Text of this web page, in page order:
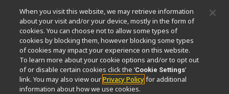
Kamera-Adaption (C-
Mount)
Okulare
When you visit this website, we may retrieve information
about your visit and/or your device, mostly in the form of
cookies. You can choose not to allow some types of
cookies by blocking them, however blocking some types
of cookies may impact your experience on this website.
To learn more about your cookie options and/or to opt out
of or disable certain cookies click the ‘Cookie Settings’
link. You may also view ourPrivacy Policyfor additional
information about how we use cookies.